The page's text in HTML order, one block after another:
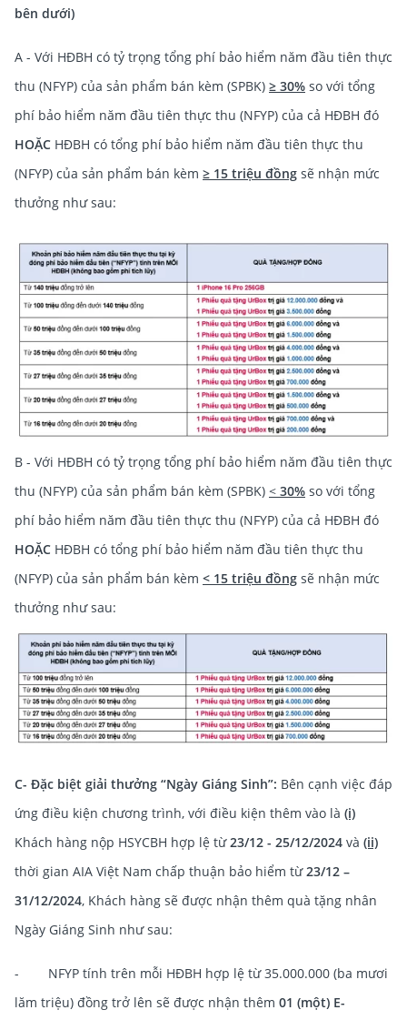
bên dưới)
A - Với HĐBH có tỷ trọng tổng phí bảo hiểm năm đầu tiên thực
thu (NFYP) của sản phẩm bán kèm (SPBK) ≥ 30% so với tổng
phí bảo hiểm năm đầu tiên thực thu (NFYP) của cả HĐBH đó
HOẶC HĐBH có tổng phí bảo hiểm năm đầu tiên thực thu
(NFYP) của sản phẩm bán kèm ≥ 15 triệu đồng sẽ nhận mức
thưởng như sau:
B - Với HĐBH có tỷ trọng tổng phí bảo hiểm năm đầu tiên thực
thu (NFYP) của sản phẩm bán kèm (SPBK) < 30% so với tổng
phí bảo hiểm năm đầu tiên thực thu (NFYP) của cả HĐBH đó
HOẶC HĐBH có tổng phí bảo hiểm năm đầu tiên thực thu
(NFYP) của sản phẩm bán kèm < 15 triệu đồng sẽ nhận mức
thưởng như sau:
C- Đặc biệt giải thưởng “Ngày Giáng Sinh”: Bên cạnh việc đáp
ứng điều kiện chương trình, với điều kiện thêm vào là (i)
Khách hàng nộp HSYCBH hợp lệ từ23/12 - 25/12/2024 và (ii)
thời gian AIA Việt Nam chấp thuận bảo hiểm từ23/12 –
31/12/2024, Khách hàng sẽ được nhận thêm quà tặng nhân
Ngày Giáng Sinh như sau:
- NFYP tính trên mỗi HĐBH hợp lệ từ 35.000.000 (ba mươi
lăm triệu) đồng trở lên sẽ được nhận thêm 01 (một) E-